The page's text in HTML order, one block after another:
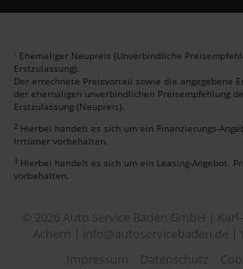
1 Ehemaliger Neupreis (Unverbindliche
Erstzulassung).
Der errechnete Preisvorteil sowie die angegebene
der ehemaligen unverbindlichen Preisempfehlung
Erstzulassung (Neupreis).
2 Hierbei handelt es sich um ein Finanzierungs-
Irrtümer vorbehalten.
3 Hierbei handelt es sich um ein Leasing-Angebot.
vorbehalten.
© 2026 Auto Service Baden GmbH |
Achern | info@autoservicebaden.de |
Impressum
Datenschutz